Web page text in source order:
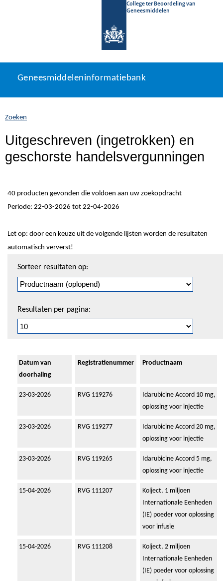
College ter Beoordeling van
Geneesmiddelen
naar
Geneesmiddeleninformatiebank
U
zich
hier:
Geneesmiddeleninformatiebank
Zoeken
Uitgeschreven (ingetrokken) en
geschorste handelsvergunningen
40 producten gevonden die voldoen aan uw zoekopdracht
Periode: 22-03-2026 tot 22-04-2026
Let op: door een keuze uit de volgende lijsten worden de resultaten
automatisch ververst!
pagineren
Sorteer resultaten op:
Resultaten per pagina:
Datum van
doorhaling
Registratienummer Productnaam
23-03-2026 RVG 119276
Idarubicine Accord 10 mg,
oplossing voor injectie
23-03-2026 RVG 119277
Idarubicine Accord 20 mg,
oplossing voor injectie
23-03-2026 RVG 119265
Idarubicine Accord 5 mg,
oplossing voor injectie
15-04-2026 RVG 111207
Kolject, 1 miljoen
Internationale Eenheden
(IE) poeder voor oplossing
voor infusie
15-04-2026 RVG 111208
Kolject, 2 miljoen
Internationale Eenheden
(IE) poeder voor oplossing